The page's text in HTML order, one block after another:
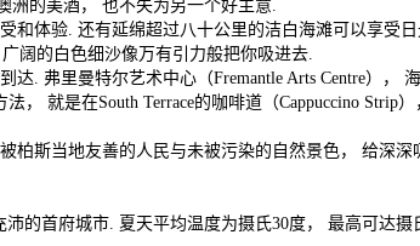
的美酒， 也不失为另一个好主意.
体验. 还有延绵超过八十公里的洁白海滩可以享受
阔的白色细沙像万有引力般把你吸进去.
. 弗里曼特尔艺术中心（Fremantle Arts Centre），
， 就是在South Terrace的咖啡道（Cappuccino
柏斯当地友善的人民与未被污染的自然景色， 给深深
的首府城市. 夏天平均温度为摄氏30度， 最高可达